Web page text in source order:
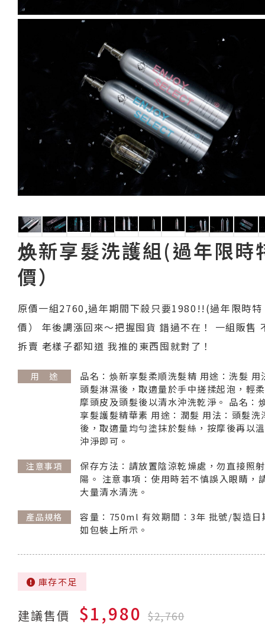
焕新享髮洗護組(過年限時
價）
原價一組2760,過年期間下殺只要1980!!(過年限時特
價） 年後調漲回來～把握囤貨 錯過不在！ 一組販售
拆賣 老樣子都知道 我推的東西囤就對了！
用 途
品名：焕新享髮柔順洗髮精 用途：洗髮 用
頭髮淋濕後，取適量於手中搓揉起泡，輕
摩頭皮及頭髮後以清水沖洗乾淨。 品名：
享髮護髮精華素 用途：潤髮 用法：頭髮洗
後，取適量均勻塗抹於髮絲，按摩後再以
沖淨即可。
注意事項
保存方法：請放置陰涼乾燥處，勿直接照
陽。 注意事項：使用時若不慎誤入眼睛，
大量清水清洗。​
產品規格
容量：750ml 有效期間：3年 批號/製造日
如包裝上所示。
庫存不足
建議售價 $1,980 $2,760